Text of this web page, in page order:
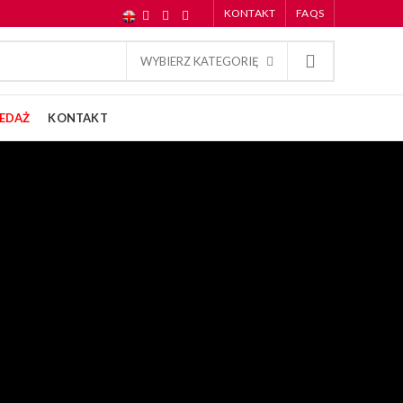
KONTAKT FAQS
WYBIERZ KATEGORIĘ
KONTAKT